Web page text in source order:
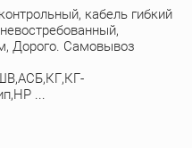
кабель гибкий
Дорого. Самовывоз
...